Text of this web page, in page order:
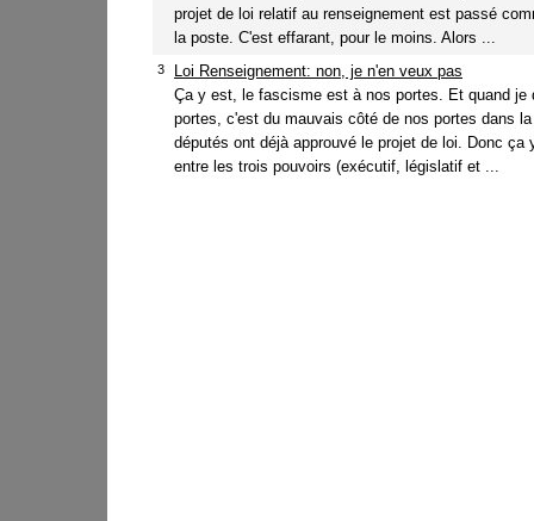
projet de loi relatif au renseignement est passé
la poste. C'est effarant, pour le moins. Alors ...
3
Loi Renseignement: non, je n'en veux pas
Ça y est, le fascisme est à nos portes. Et quand je
portes, c'est du mauvais côté de nos portes dans
députés ont déjà approuvé le projet de loi. Donc ça
entre les trois pouvoirs (exécutif, législatif et ...